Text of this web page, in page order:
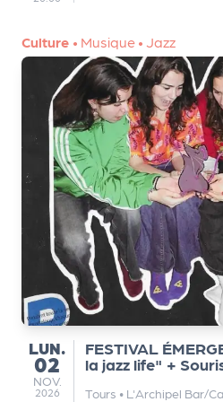
Culture • Musique • Jazz
LUNDI
LUN.
02
NOVEMBRE
NOV.
2026
FESTIVAL
la jazz life" +
Tours • L'Archipel Bar/